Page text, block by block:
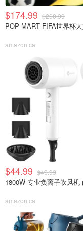
$174.99 $200.99
POP MART FIFA世界杯
amazon.ca
$44.99 $49.99
1800W 专业负离子吹风机
amazon.ca